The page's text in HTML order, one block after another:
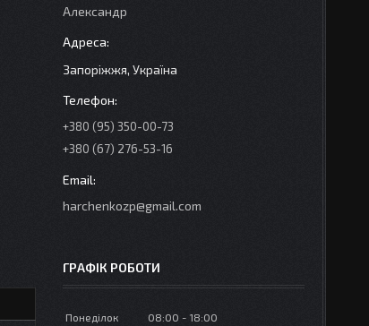
Александр
Запоріжжя, Україна
+380 (95) 350-00-73
+380 (67) 276-53-16
harchenkozp@gmail.com
ГРАФІК РОБОТИ
Понеділок 08:00
18:00